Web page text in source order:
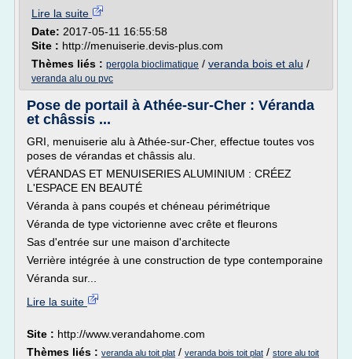
Lire la suite
Date: 2017-05-11 16:55:58
Site : http://menuiserie.devis-plus.com
Thèmes liés : pergola bioclimatique / veranda bois et alu /
veranda alu ou pvc
Pose de portail à Athée-sur-Cher : Véranda
et châssis ...
GRI, menuiserie alu à Athée-sur-Cher, effectue toutes vos
poses de vérandas et châssis alu.
VÉRANDAS ET MENUISERIES ALUMINIUM : CRÉEZ
L'ESPACE EN BEAUTÉ
Véranda à pans coupés et chéneau périmétrique
Véranda de type victorienne avec crête et fleurons
Sas d'entrée sur une maison d'architecte
Verrière intégrée à une construction de type contemporaine
Véranda sur...
Lire la suite
Site : http://www.verandahome.com
Thèmes liés : veranda alu toit plat / veranda bois toit plat / store alu toit